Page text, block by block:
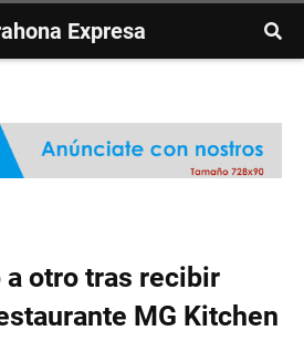
Expresa
otro tras recibir
MG Kitchen